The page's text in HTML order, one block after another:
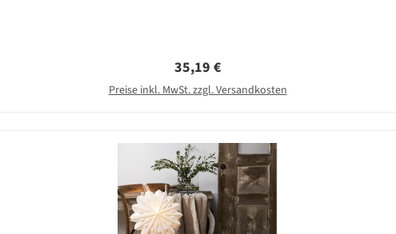
Regulärer Preis:
35,19 €
Preise inkl. MwSt. zzgl. Versandkosten